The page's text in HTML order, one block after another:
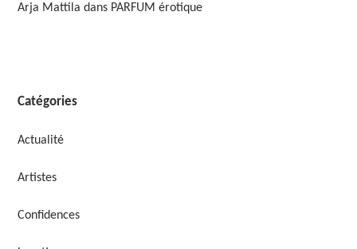
Arja Mattila dans PARFUM érotique
Catégories
Actualité
Artistes
Confidences